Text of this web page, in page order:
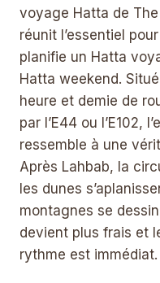
voyage Hatta de
réunit l’essentiel
planifie un Hatta
Hatta weekend.
heure et demie de
par l’E44 ou l’E102,
ressemble à une
Après Lahbab, la
les dunes
montagnes se
devient plus frais et
rythme est immédiat.